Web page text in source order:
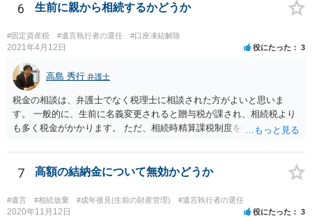
6 生前に親から相続するかどうか
#固定資産税 #遺言執行者の選任 #口座凍結解除
2021年4月12日 役にたった 3
高島 秀行 弁護士
税金の相談は、弁護士でなく税理士に相談された方がよいと思いま
す。 一般的に、生前に名義変更されると贈与税が課され、相続税より
も多く税金がかかります。 ただ、相続時精算課税制度を取れば、実質
ういう場合にどれくらい税金がかかるか計算してもらって どういう方
針を取るか決められたらよいと思います。
7 高額の結納金について無効かどうか
#遺言 #相続放棄 #成年後見(生前の財産管理) #遺言執行者の選任
2020年11月12日 役にたった 3